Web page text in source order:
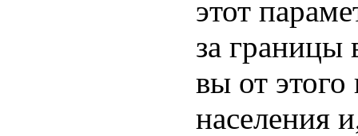
этот
за границы
вы от
населения